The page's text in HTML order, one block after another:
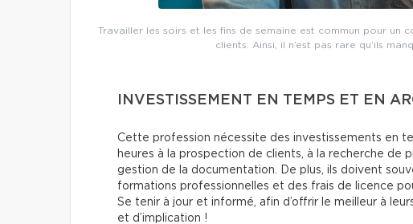
Travailler les soirs et les fins de semaine est commun pour un
clients. Ainsi, il n’est pas rare qu’ils
INVESTISSEMENT EN TEMPS ET EN
Cette profession nécessite des investissements en
heures à la prospection de clients, à la recherche de
gestion de la documentation. De plus, ils doivent
formations professionnelles et des frais de licence
Se tenir à jour et informé, afin d’offrir le meilleur à
et d’implication !